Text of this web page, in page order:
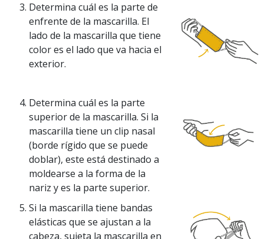
Determina cuál es la parte de
enfrente de la mascarilla. El
lado de la mascarilla que tiene
color es el lado que va hacia el
exterior.
Determina cuál es la parte
superior de la mascarilla. Si la
mascarilla tiene un clip nasal
(borde rígido que se puede
doblar), este está destinado a
moldearse a la forma de la
nariz y es la parte superior.
Si la mascarilla tiene bandas
elásticas que se ajustan a la
cabeza, sujeta la mascarilla en